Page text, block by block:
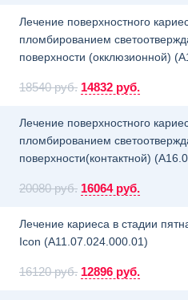
Лечение поверхностного
пломбированием
поверхности (окклюзионной)
18540 руб. 14832 руб.
Лечение поверхностного
пломбированием
поверхности(контактной)
20080 руб. 16064 руб.
Лечение кариеса в стадии
Icon (A11.07.024.000.01)
16120 руб. 12896 руб.